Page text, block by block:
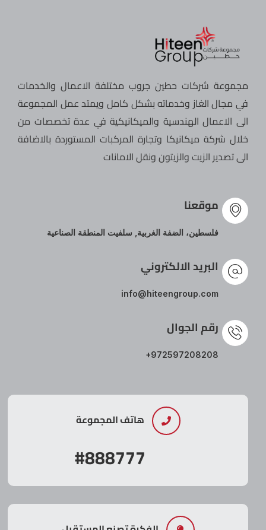
مجموعة شركات حطين جروب مختلفة الاعمال والخدمات
في مجال الغاز وخدماته بشكل كامل ويمتد عمل المجموعة
الى الاعمال الهندسية والميكانيكية في عدة تخصصات من
خلال شركة ميكانيكا وتجارة المركبات المستوردة بالاضافة
الى تصدير الزيت والزيتون ونقل الامانات
موقعنا
فلسطين، الضفة الغربية, سلفيت المنطقة الصناعية
البريد الالكتروني
info@hiteengroup.com
رقم الجوال
+972597208208
#888777